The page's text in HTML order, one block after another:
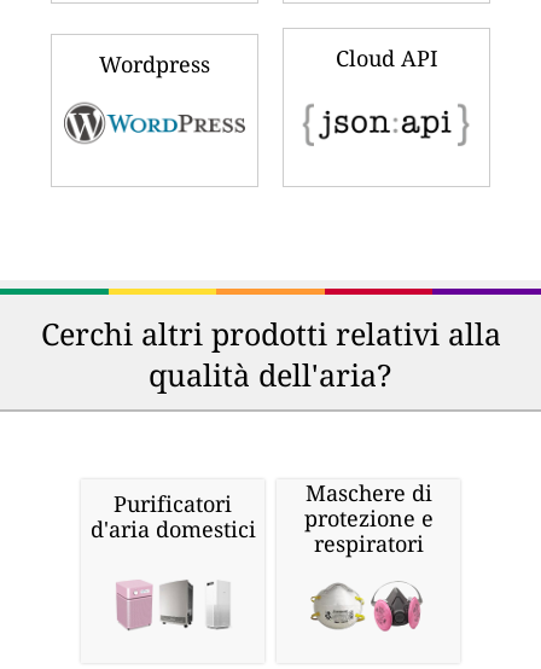
Wordpress Cloud API
Cerchi altri prodotti relativi alla
qualità dell'aria?
Purificatori
d'aria domestici
Maschere di
protezione e
respiratori